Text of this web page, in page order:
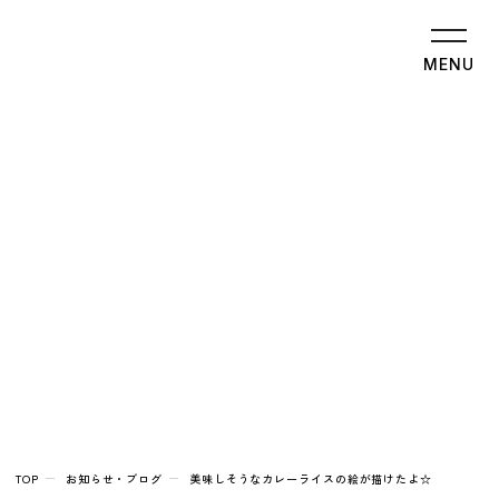
MENU
TOP お知らせ・ブログ 美味しそうなカレーライスの絵が描けたよ☆